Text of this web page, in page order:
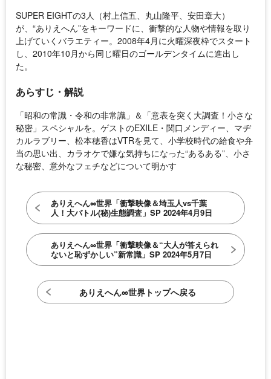
SUPER EIGHTの3人（村上信五、丸山隆平、安田章大）
が、“ありえへん”をキーワードに、衝撃的な人物や情報を取り
上げていくバラエティー。2008年4月に火曜深夜枠でスタート
し、2010年10月から同じ曜日のゴールデンタイムに進出し
た。
あらすじ・解説
「昭和の常識・令和の非常識」＆「意表を突く大調査！小さな
秘密」スペシャルを。ゲストのEXILE・関口メンディー、マヂ
カルラブリー、松本穂香はVTRを見て、小学校時代の給食や弁
当の思い出、カラオケで嫌な気持ちになった“あるある”、小さ
な秘密、意外なフェチなどについて明かす
ありえへん∞世界「衝撃映像＆埼玉人vs千葉
人！大バトル(秘)生態調査」SP 2024年4月9日
ありえへん∞世界「衝撃映像＆“大人が答えられ
ないと恥ずかしい”新常識」SP 2024年5月7日
ありえへん∞世界トップへ戻る